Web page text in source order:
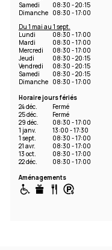
Samedi
08:30 - 20:15
Dimanche
08:30 - 17:00
Du 1 mai au 1 sept.
Lundi
08:30 - 17:00
Mardi
08:30 - 17:00
Mercredi
08:30 - 17:00
Jeudi
08:30 - 20:15
Vendredi
08:30 - 20:15
Samedi
08:30 - 20:15
Dimanche
08:30 - 17:00
Horaire jours fériés
24 déc.
Fermé
25 déc.
Fermé
29 déc.
08:30 - 17:00
1 janv.
13:00 - 17:30
1 sept.
08:30 - 17:00
21 avr.
08:30 - 17:00
13 oct.
08:30 - 17:00
22 déc.
08:30 - 17:00
Aménagements